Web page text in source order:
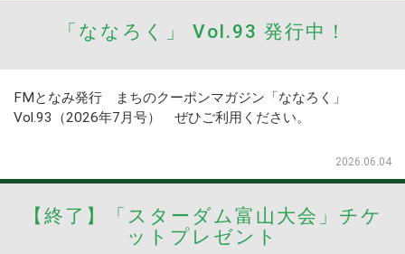
「ななろく」 Vol.93 発行中！
FMとなみ発行 まちのクーポンマガジン「ななろく」
Vol.93（2026年7月号） ぜひご利用ください。
2026.06.04
【終了】「スターダム富山大会」チケ
ットプレゼント